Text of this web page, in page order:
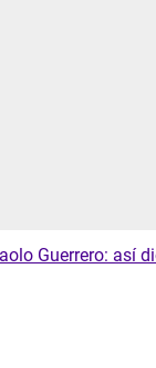
Guerrero: así